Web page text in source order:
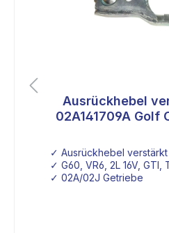
Bewertung von 4.7 von 5
Ausrückhebel
02A141709A Golf
✓ Ausrückhebel verstärkt
✓ G60, VR6, 2L 16V,
✓ 02A/02J Getriebe